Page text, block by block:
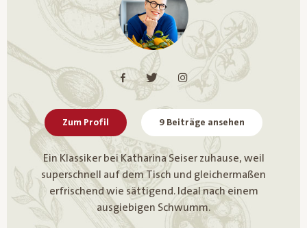
Zum Profil 9 Beiträge ansehen
Ein Klassiker bei Katharina Seiser zuhause, weil
superschnell auf dem Tisch und gleichermaßen
erfrischend wie sättigend. Ideal nach einem
ausgiebigen Schwumm.